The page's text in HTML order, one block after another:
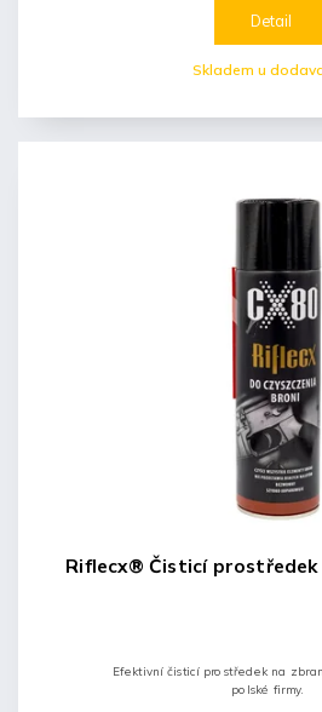
Skladem u
Detail
Riflecx® Čisticí prostředek
Efektivní čisticí prostředek na
polské firmy.